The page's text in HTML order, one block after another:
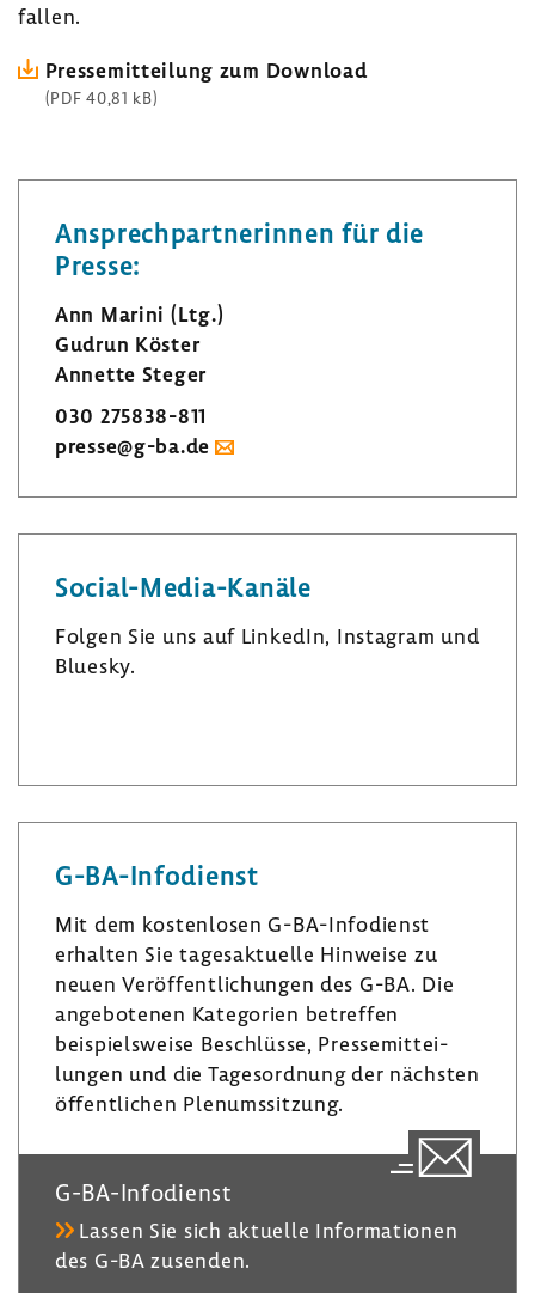
fallen.
Pres­se­mit­tei­lung zum Down­load
(PDF 40,81 kB)
Ansprech­part­ne­rinnen für die
Presse:
Ann Marini (Ltg.)
Gudrun Köster
Annette Steger
030 275838-​811
presse@g-ba.de
Social-​Media-Kanäle
Folgen Sie uns auf LinkedIn, Insta­gram und
Bluesky.
n
k
d
n
s
t
­
r
a
m
u
e
k
G-​BA-Infodienst
Mit dem kosten­losen G-​BA-Infodienst
erhalten Sie tages­ak­tu­elle Hinweise zu
neuen Veröf­fent­li­chungen des G-BA. Die
ange­bo­tenen Kate­go­rien betreffen
beispiels­weise Beschlüsse, Pres­se­mit­tei­
lungen und die Tages­ord­nung der nächsten
öffent­li­chen Plenumssit­zung.
G-​BA-Infodienst
Lassen Sie sich aktu­elle Infor­ma­tionen
des G-BA zusenden.